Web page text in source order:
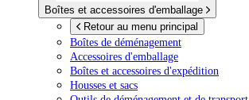
Boîtes et accessoires d'emballage
Retour au menu principal
Boîtes de déménagement
Accessoires d'emballage
Boîtes et accessoires d'expédition
Housses et sacs